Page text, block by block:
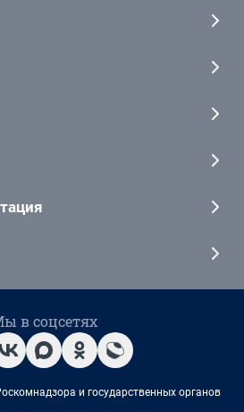
в соцсетях
и государственных органов